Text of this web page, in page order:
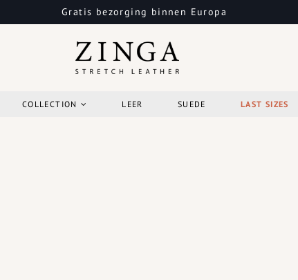
Gratis bezorging binnen Europa
COLLECTION LEER SUEDE LAST SIZES